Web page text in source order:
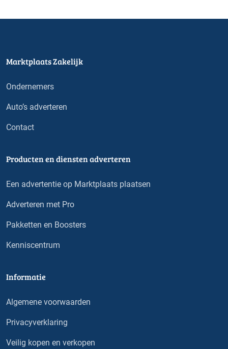
Marktplaats Zakelijk
Ondernemers
Auto’s adverteren
Contact
Producten en diensten adverteren
Een advertentie op Marktplaats plaatsen
Adverteren met Pro
Pakketten en Boosters
Kenniscentrum
Informatie
Algemene voorwaarden
Privacyverklaring
Veilig kopen en verkopen